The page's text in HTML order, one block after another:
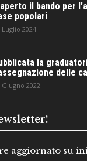
aperto il bando per
popolari
Luglio 2024
la
delle
Giugno 2022
aggiornato su